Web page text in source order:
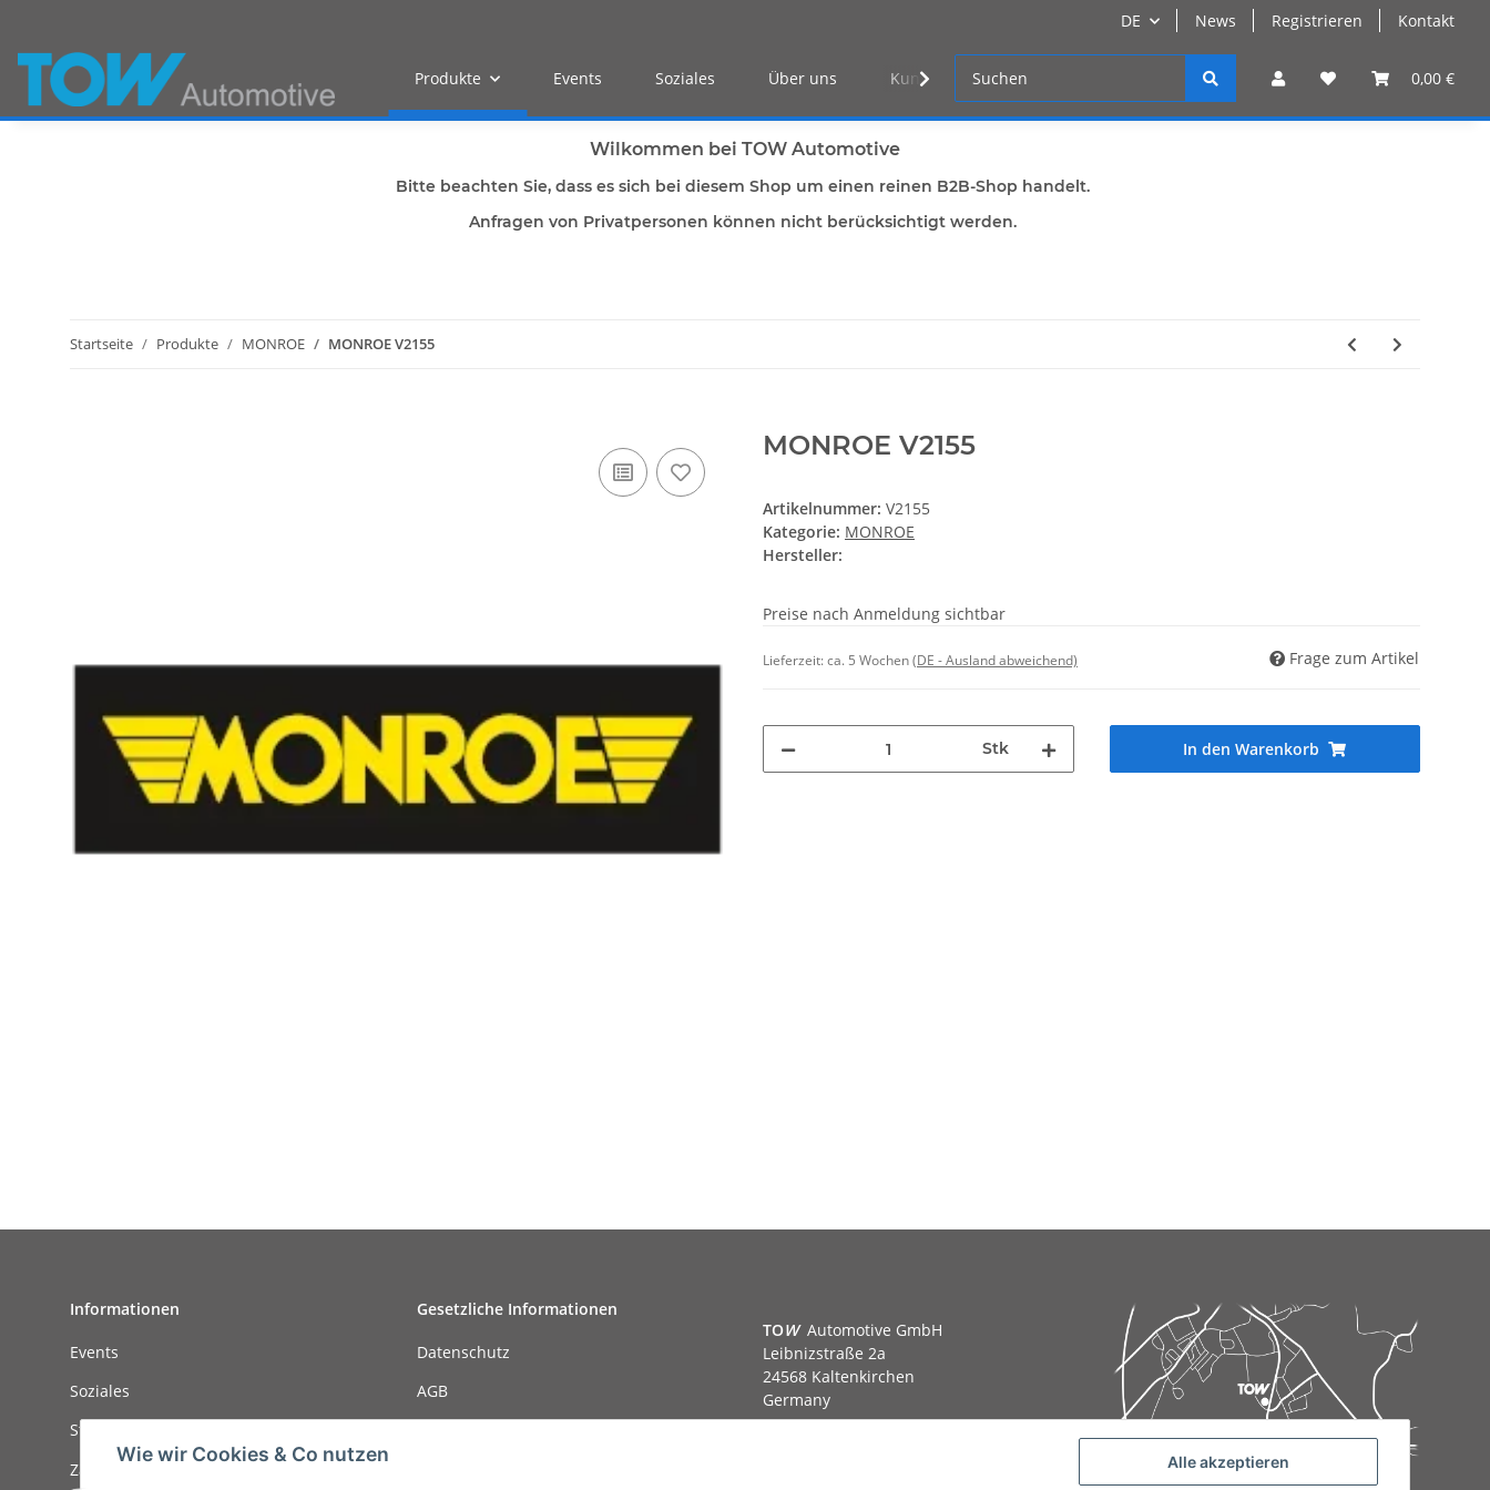
DE News Registrieren Kontakt
0,00 €
Produkte Events Soziales Über uns Kunden Log-in
Wilkommen bei TOW Automotive
Bitte beachten Sie, dass es sich bei diesem Shop um einen reinen B2B-Shop handelt.
Anfragen von Privatpersonen können nicht berücksichtigt werden.
Startseite Produkte MONROE MONROE V2155
MONROE V2155
Artikelnummer: V2155
Kategorie: MONROE
Hersteller:
Preise nach Anmeldung sichtbar
Lieferzeit:ca. 5 Wochen(DE - Ausland abweichend) Frage zum Artikel
Stk In den Warenkorb
Informationen
Events
Soziales
Stellenanzeigen
Zahlungsmöglichkeiten
Gesetzliche Informationen
Datenschutz
AGB
TOW Automotive GmbH
Leibnizstraße 2a
24568 Kaltenkirchen
Germany
Wie wir Cookies & Co nutzen Alle akzeptieren